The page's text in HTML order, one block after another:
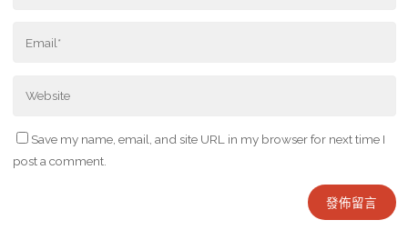
Save my name, email, and site URL in my browser for next time I
post a comment.